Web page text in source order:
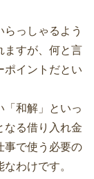
っしゃるよう
ますが、何と言
ポイントだとい
「和解」といっ
なる借り入れ金
事で使う必要の
わけです。